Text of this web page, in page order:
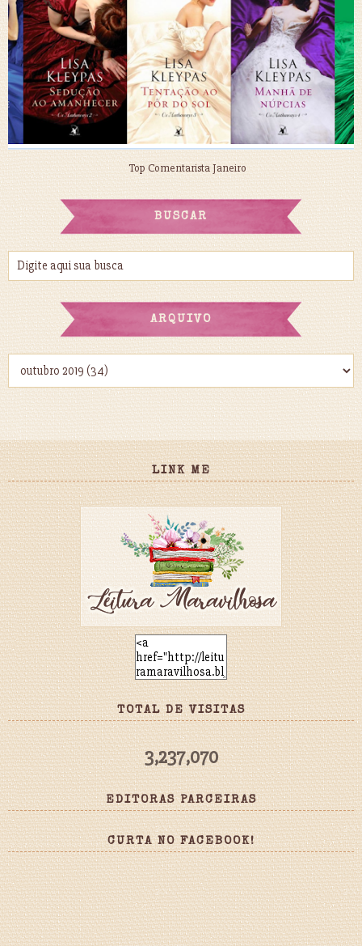
Top Comentarista Janeiro
BUSCAR
ARQUIVO
LINK ME
TOTAL DE VISITAS
3,237,070
EDITORAS PARCEIRAS
CURTA NO FACEBOOK!